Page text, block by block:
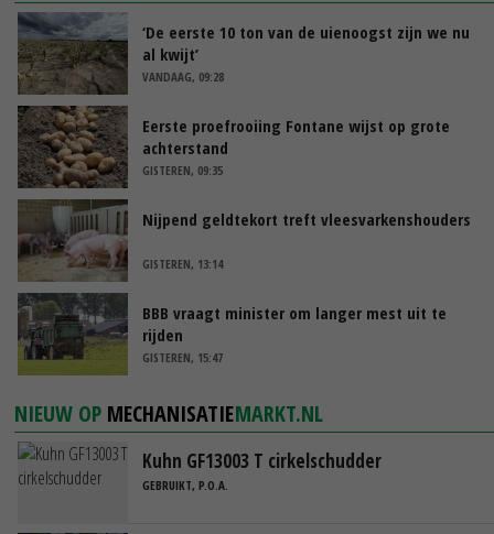
‘De eerste 10 ton van de uienoogst zijn we nu
al kwijt’
VANDAAG, 09:28
Eerste proefrooiing Fontane wijst op grote
achterstand
GISTEREN, 09:35
Nijpend geldtekort treft vleesvarkenshouders
GISTEREN, 13:14
BBB vraagt minister om langer mest uit te
rijden
GISTEREN, 15:47
NIEUW OP MECHANISATIEMARKT.NL
Kuhn GF13003 T cirkelschudder
GEBRUIKT, P.O.A.